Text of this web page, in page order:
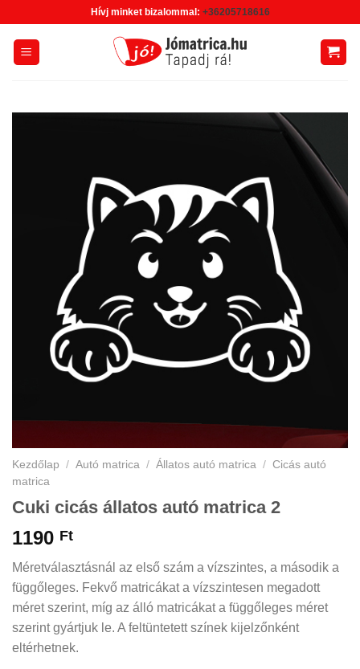
content
Hívj minket bizalommal: +36205718616
Kezdőlap / Autó matrica / Állatos autó matrica / Cicás autó
matrica
Cuki cicás állatos autó matrica 2
1190 Ft
Méretválasztásnál az első szám a vízszintes, a második a
függőleges. Fekvő matricákat a vízszintesen megadott
méret szerint, míg az álló matricákat a függőleges méret
szerint gyártjuk le. A feltüntetett színek kijelzőnként
eltérhetnek.